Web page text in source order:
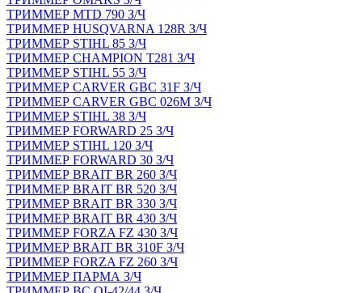
ТРИММЕР MTD 790 З/Ч
ТРИММЕР HUSQVARNA 128R З/Ч
ТРИММЕР STIHL 85 З/Ч
ТРИММЕР CHAMPION T281 З/Ч
ТРИММЕР STIHL 55 З/Ч
ТРИММЕР CARVER GBC 31F З/Ч
ТРИММЕР CARVER GBC 026M З/Ч
ТРИММЕР STIHL 38 З/Ч
ТРИММЕР FORWARD 25 З/Ч
ТРИММЕР STIHL 120 З/Ч
ТРИММЕР FORWARD 30 З/Ч
ТРИММЕР BRAIT BR 260 З/Ч
ТРИММЕР BRAIT BR 520 З/Ч
ТРИММЕР BRAIT BR 330 З/Ч
ТРИММЕР BRAIT BR 430 З/Ч
ТРИММЕР FORZA FZ 430 З/Ч
ТРИММЕР BRAIT BR 310F З/Ч
ТРИММЕР FORZA FZ 260 З/Ч
ТРИММЕР ПАРМА З/Ч